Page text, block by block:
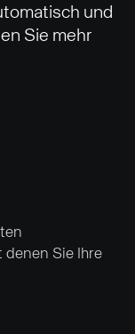
und
Sie mehr
Sie Ihre